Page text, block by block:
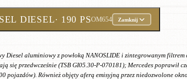
DIESEL· 190 PSOM654 Zamknij
Diesel aluminiowy z powłoką NANOSLIDE i zintegrowanym
się przedwcześnie (TSB GI05.30-P-070181); Mercedes poprawił
pojazdów). Również objęty aferą emisyjną przez niedozwolone